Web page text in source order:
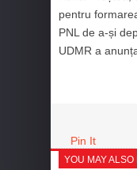
pentru
PNL de a-și
UDMR a
Pin It
YOU MAY ALSO